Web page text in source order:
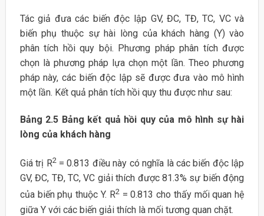
Tác giả đưa các biến độc lập GV, ĐC, TĐ, TC, VC và
biến phụ thuộc sự hài lòng của khách hàng (Y) vào
phân tích hồi quy bội. Phương pháp phân tích được
chọn là phương pháp lựa chọn một lần. Theo phương
pháp này, các biến độc lập sẽ được đưa vào mô hình
một lần. Kết quả phân tích hồi quy thu được như sau:
Bảng 2.5 Bảng kết quả hồi quy của mô hình sự hài
lòng của khách hàng
Giá trị R2= 0.813 điều này có nghĩa là các biến độc lập
GV, ĐC, TĐ, TC, VC giải thích được 81.3% sự biến động
của biến phụ thuộc Y. R2= 0.813 cho thấy mối quan hệ
giữa Y với các biến giải thích là mối tương quan chặt.